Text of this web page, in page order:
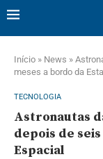
Início » News »
meses a bordo da
TECNOLOGIA
Astronautas
depois de
Espacial